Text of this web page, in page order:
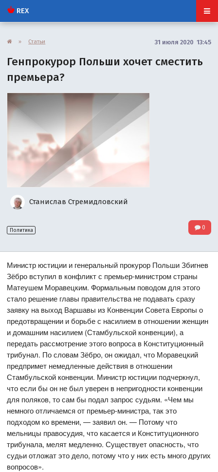
REX
» Статьи 31 июля 2020 13:45
Генпрокурор Польши хочет сместить
премьера?
Станислав Стремидловский
Политика 0
Министр юстиции и генеральный прокурор Польши Збигнев
Зёбро вступил в конфликт с премьер-министром страны
Матеушем Моравецким. Формальным поводом для этого
стало решение главы правительства не подавать сразу
заявку на выход Варшавы из Конвенции Совета Европы о
предотвращении и борьбе с насилием в отношении женщин
и домашним насилием (Стамбульской конвенции), а
передать рассмотрение этого вопроса в Конституционный
трибунал. По словам Зёбро, он ожидал, что Моравецкий
предпримет немедленные действия в отношении
Стамбульской конвенции. Министр юстиции подчеркнул,
что если бы он не был уверен в непригодности конвенции
для поляков, то сам бы подал запрос судьям. «Чем мы
немного отличаемся от премьер-министра, так это
подходом ко времени, — заявил он. — Потому что
мельницы правосудия, что касается и Конституционного
трибунала, мелят медленно. Существует опасность, что
судьи отложат это дело, потому что у них есть много других
вопросов».